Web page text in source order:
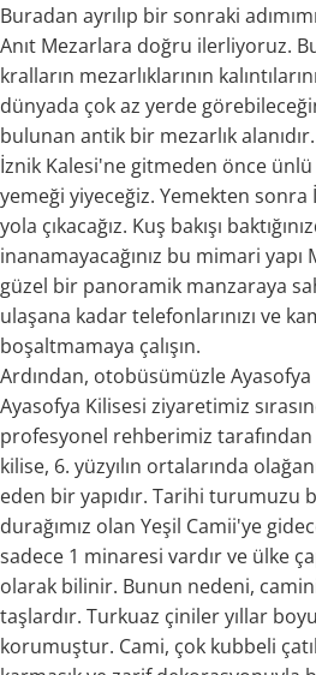
Buradan ayrılıp bir sonraki
Anıt Mezarlara doğru ilerliyoruz.
kralların mezarlıklarının
dünyada çok az yerde
bulunan antik bir mezarlık alanıdır.
İznik Kalesi'ne gitmeden önce
yemeği yiyeceğiz. Yemekten
yola çıkacağız. Kuş bakışı
inanamayacağınız bu mimari yapı
güzel bir panoramik manzaraya
ulaşana kadar telefonlarınızı ve
boşaltmamaya çalışın.
Ardından, otobüsümüzle
Ayasofya Kilisesi ziyaretimiz
profesyonel rehberimiz
kilise, 6. yüzyılın ortalarında
eden bir yapıdır. Tarihi turumuzu
durağımız olan Yeşil Camii'ye
sadece 1 minaresi vardır ve ülke
olarak bilinir. Bunun nedeni,
taşlardır. Turkuaz çiniler yıllar
korumuştur. Cami, çok kubbeli